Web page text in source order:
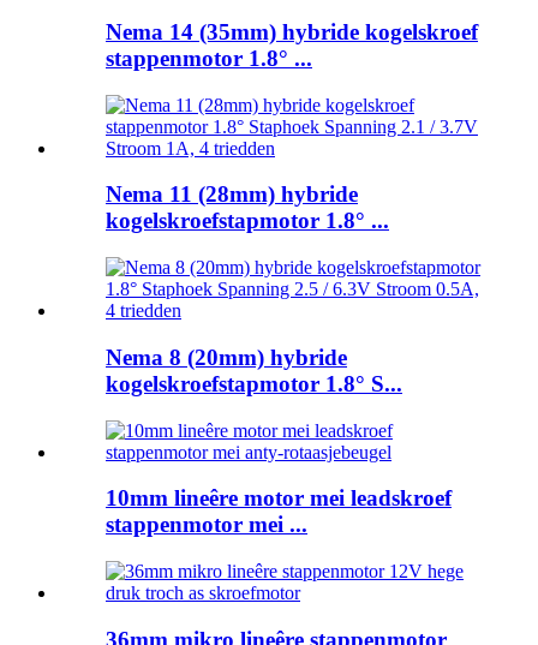
Nema 14 (35mm) hybride kogelskroef
stappenmotor 1.8° ...
Nema 11 (28mm) hybride
kogelskroefstapmotor 1.8° ...
Nema 8 (20mm) hybride
kogelskroefstapmotor 1.8° S...
10mm lineêre motor mei leadskroef
stappenmotor mei ...
36mm mikro lineêre stappenmotor